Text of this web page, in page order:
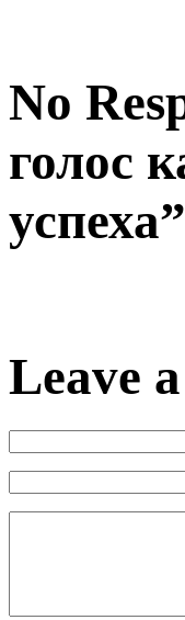
No
голос
успеха”
Leave